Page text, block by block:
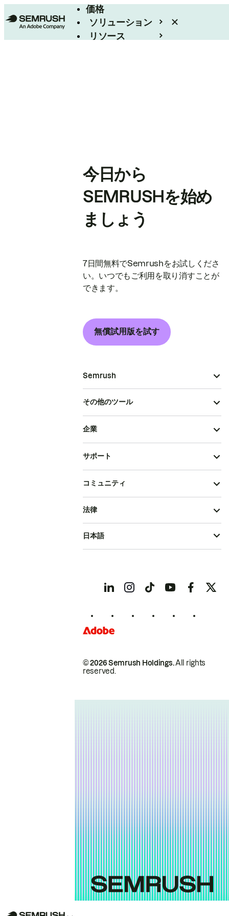
価格
ソリューション
リソース
今日から
SEMRUSHを始め
ましょう
7日間無料でSemrushをお試しくださ
い。いつでもご利用を取り消すことが
できます。
無償試用版を試す
Semrush
その他のツール
企業
サポート
コミュニティ
© 2026 Semrush Holdings.All rights
reserved.
法律
日本語